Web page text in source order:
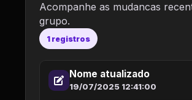
Acompanhe as mudancas
grupo.
1 registros
Nome atualizado
19/07/2025 12:41:00